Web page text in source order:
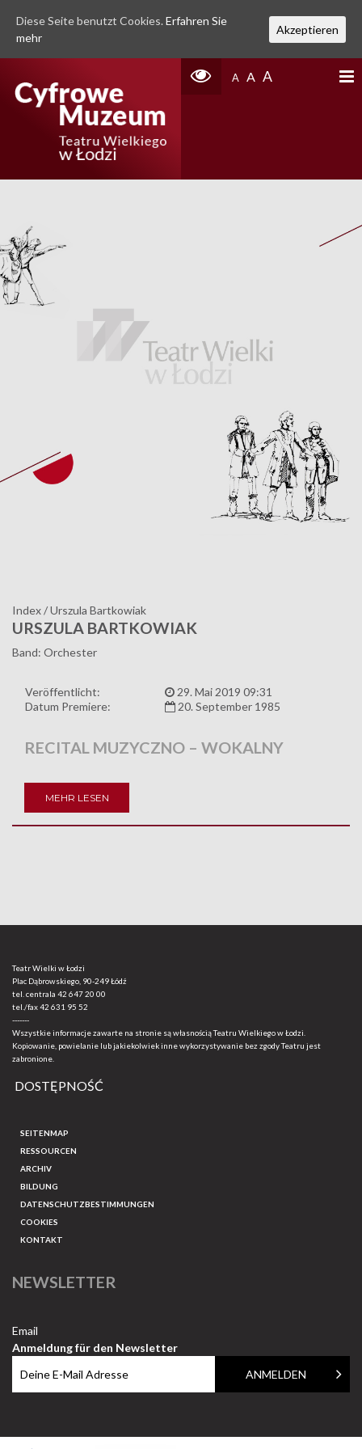
A A A
Index/Urszula Bartkowiak
URSZULA BARTKOWIAK
Band: Orchester
Veröffentlicht:
29. Mai 2019 09:31
Datum Premiere:
20. September 1985
RECITAL MUZYCZNO – WOKALNY
MEHR LESEN
Teatr Wielki w Łodzi
Plac Dąbrowskiego, 90-249 Łódź
tel. centrala 42 647 20 00
tel./fax42 631 95 52
-------
Wszystkie informacje zawarte na stronie są własnością Teatru Wielkiego w Łodzi.
Kopiowanie, powielanie lub jakiekolwiek inne wykorzystywanie bez zgody Teatru jest
zabronione.
DOSTĘPNOŚĆ
SEITENMAP
RESSOURCEN
ARCHIV
BILDUNG
DATENSCHUTZBESTIMMUNGEN
COOKIES
KONTAKT
NEWSLETTER
Email
Anmeldung für den Newsletter
Diese Seite benutzt Cookies. Erfahren Sie
mehr
Akzeptieren